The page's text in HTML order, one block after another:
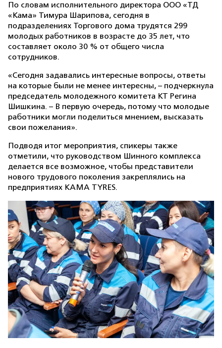
По словам исполнительного директора ООО «ТД
«Кама» Тимура Шарипова, сегодня в
подразделениях Торгового дома трудятся 299
молодых работников в возрасте до 35 лет, что
составляет около 30 % от общего числа
сотрудников.
«Сегодня задавались интересные вопросы, ответы
на которые были не менее интересны, – подчеркнула
председатель молодежного комитета KT Регина
Шишкина. – В первую очередь, потому что молодые
работники могли поделиться мнением, высказать
свои пожелания».
Подводя итог мероприятия, спикеры также
отметили, что руководством Шинного комплекса
делается все возможное, чтобы представители
нового трудового поколения закреплялись на
предприятиях KAMA TYRES.